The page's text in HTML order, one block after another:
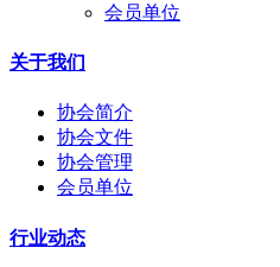
会员单位
关于我们
协会简介
协会文件
协会管理
会员单位
行业动态